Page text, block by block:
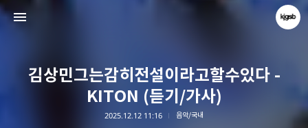
김상민그는감히전설이라고할수있다 -
KITON (듣기/가사)
2025.12.12 11:16 음악/국내